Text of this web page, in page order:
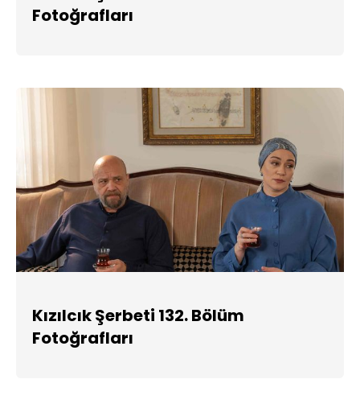
Fotoğrafları
Kızılcık Şerbeti 132. Bölüm
Fotoğrafları